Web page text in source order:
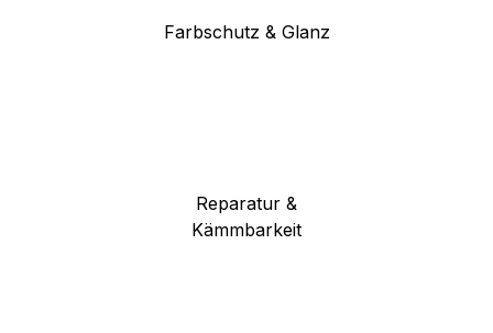
Farbschutz & Glanz
Reparatur &
Kämmbarkeit